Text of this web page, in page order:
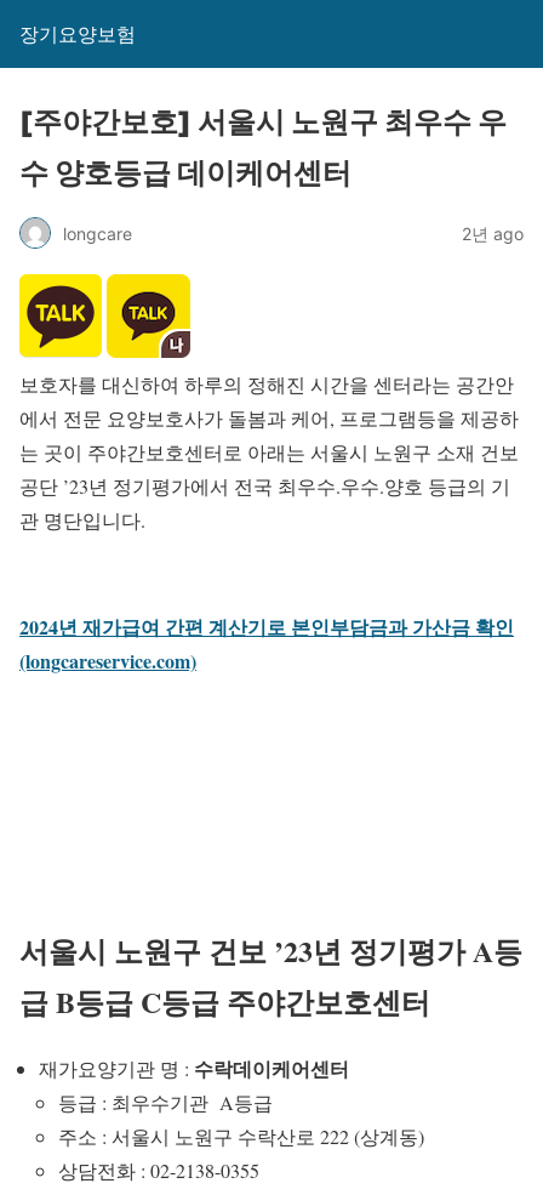
장기요양보험
[주야간보호] 서울시 노원구 최우수 우
수 양호등급 데이케어센터
longcare 2년 ago
보호자를 대신하여 하루의 정해진 시간을 센터라는 공간안
에서 전문 요양보호사가 돌봄과 케어, 프로그램등을 제공하
는 곳이 주야간보호센터로 아래는 서울시 노원구 소재 건보
공단 ’23년 정기평가에서 전국 최우수.우수.양호 등급의 기
관 명단입니다.
2024년 재가급여 간편 계산기로 본인부담금과 가산금 확인
(longcareservice.com)
서울시 노원구 건보 ’23년 정기평가 A등
급 B등급 C등급 주야간보호센터
재가요양기관 명 : 수락데이케어센터
등급 : 최우수기관 A등급
주소 : 서울시 노원구 수락산로 222 (상계동)
상담전화 : 02-2138-0355